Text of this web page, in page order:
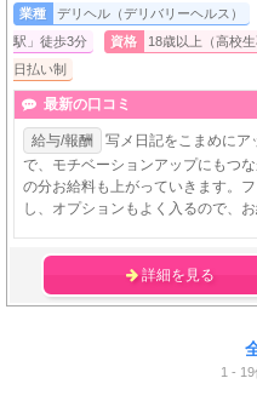
業種 デリヘル（デリバリーヘルス）
駅」徒歩3分
資格 18歳以上（高校生
日払い制
最新の口コミ
給与/報酬
写メ日記をこまめにア
で、モチベーションアップにもつ
の分お給料も上がっていきます。
し、オプションもよく入るので、
詳細を見る
1 -